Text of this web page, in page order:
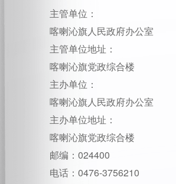
主管单位：
喀喇沁旗人民政府办公室
主管单位地址：
喀喇沁旗党政综合楼
主办单位：
喀喇沁旗人民政府办公室
主办单位地址：
喀喇沁旗党政综合楼
邮编：024400
电话：0476-3756210